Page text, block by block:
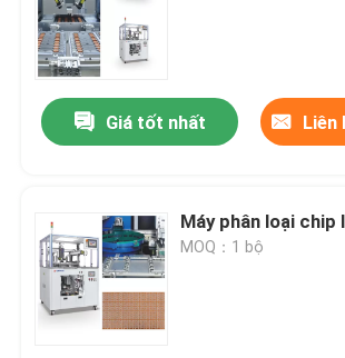
Giá tốt nhất Liên
Máy phân loại chip
MOQ：1 bộ